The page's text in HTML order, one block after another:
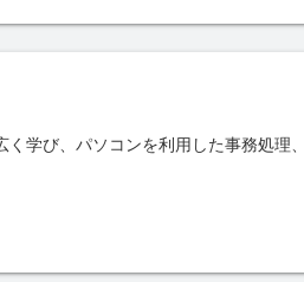
学び、パソコンを利用した事務処理